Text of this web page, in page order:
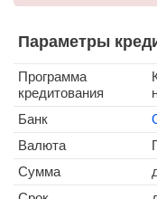
Параметры
Программа
кредитования
Банк
Валюта
Сумма